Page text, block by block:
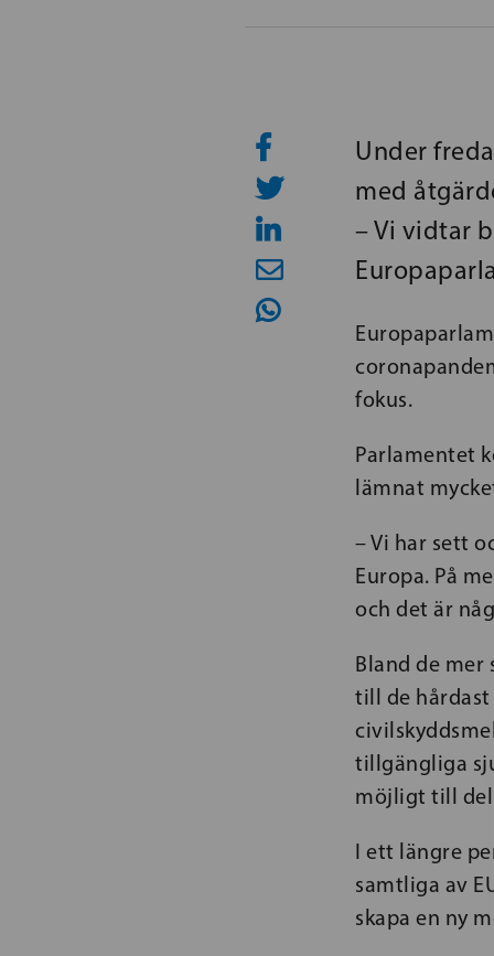
Under
med
– Vi vidtar
fokus.
Parlamentet
lämnat
– Vi har sett
Europa. På
och det är
Bland de
till de
tillgängliga
möjligt till
I ett längre
samtliga av
skapa en ny